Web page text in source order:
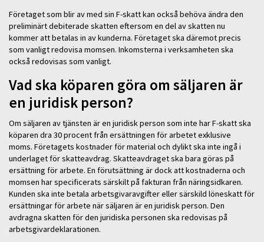
Företaget som blir av med sin F-skatt kan också behöva ändra den
preliminärt debiterade skatten eftersom en del av skatten nu
kommer att betalas in av kunderna. Företaget ska däremot precis
som vanligt redovisa momsen. Inkomsterna i verksamheten ska
också redovisas som vanligt.
Vad ska köparen göra om säljaren är
en juridisk person?
Om säljaren av tjänsten är en juridisk person som inte har F-skatt ska
köparen dra 30 procent från ersättningen för arbetet exklusive
moms. Företagets kostnader för material och dylikt ska inte ingå i
underlaget för skatteavdrag. Skatteavdraget ska bara göras på
ersättning för arbete. En förutsättning är dock att kostnaderna och
momsen har specificerats särskilt på fakturan från näringsidkaren.
Kunden ska inte betala arbetsgivaravgifter eller särskild löneskatt för
ersättningar för arbete när säljaren är en juridisk person. Den
avdragna skatten för den juridiska personen ska redovisas på
arbetsgivardeklarationen.